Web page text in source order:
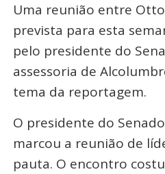
Uma reunião entre
prevista para esta
pelo presidente do
assessoria de
tema da reportagem.
O presidente do
marcou a reunião de
pauta. O encontro